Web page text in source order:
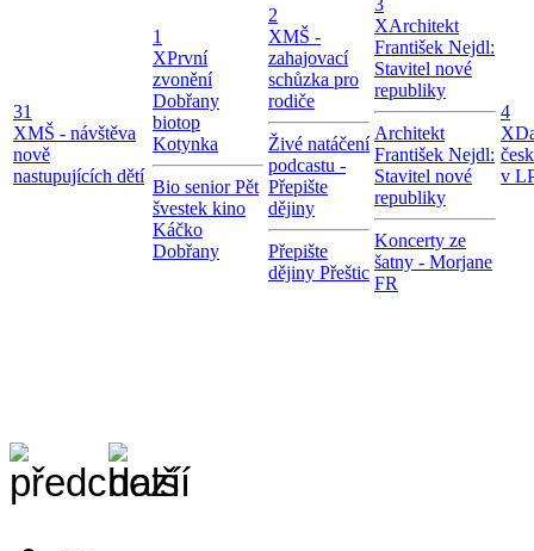
31
XMŠ - návštěva
nově
nastupujících dětí
1
XPrvní
zvonění
Dobřany
biotop
Kotynka
Bio senior Pět
švestek kino
Káčko
Dobřany
2
XMŠ -
zahajovací
schůzka pro
rodiče
Živé natáčení
podcastu -
Přepište
dějiny
Přepište
dějiny Přeštic
3
XArchitekt
František Nejdl:
Stavitel nové
republiky
Architekt
František Nejdl:
Stavitel nové
republiky
Koncerty ze
šatny - Morjane
FR
4
X
v